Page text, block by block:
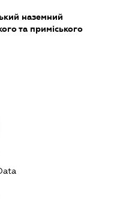
наземний
та приміського